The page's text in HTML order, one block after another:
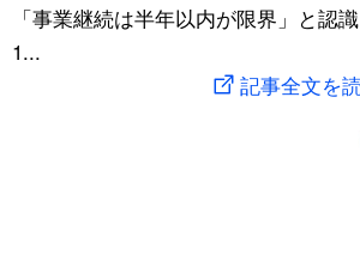
科学・技術
Books
「事業継続は半年以内が限界」と認
1...
記事全文を